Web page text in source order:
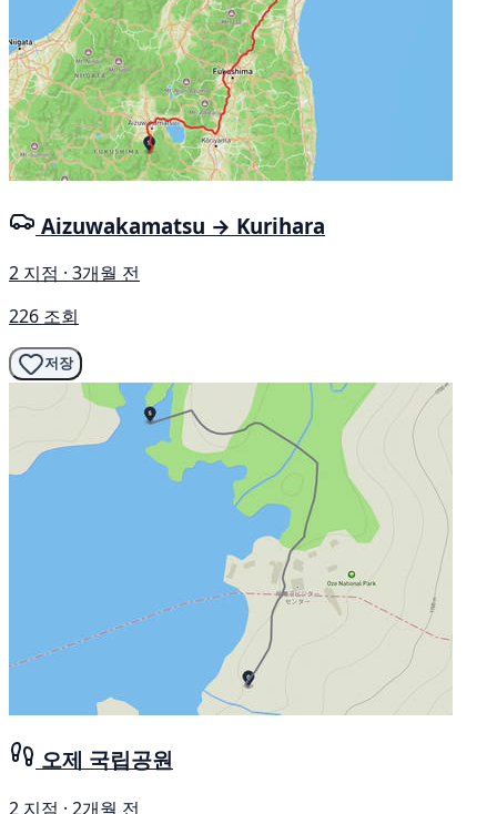
Aizuwakamatsu → Kurihara
2 지점 · 3개월 전
226 조회
저장
오제 국립공원
2 지점 · 2개월 전